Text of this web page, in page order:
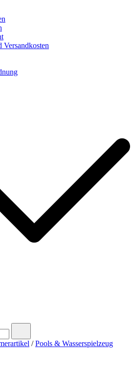
/Pools & Wasserspielzeug